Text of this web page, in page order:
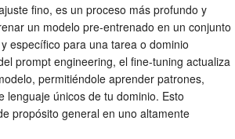
fino, es un proceso más profundo y
un modelo pre-entrenado en un conjunto
específico para una tarea o dominio
prompt engineering, el fine-tuning actualiza
permitiéndole aprender patrones,
lenguaje únicos de tu dominio. Esto
propósito general en uno altamente